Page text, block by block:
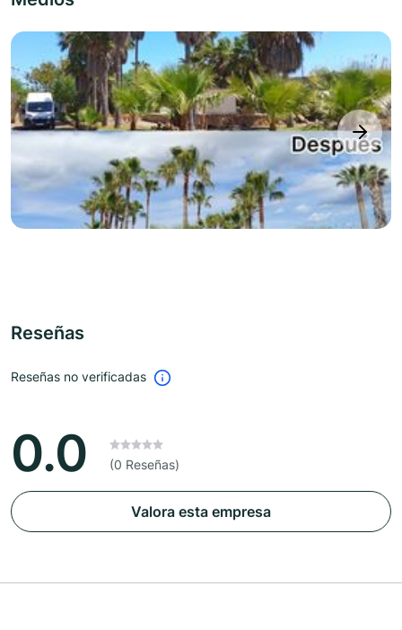
next
Reseñas
Reseñas no verificadas
0.0 (0 Reseñas)
Valora esta empresa